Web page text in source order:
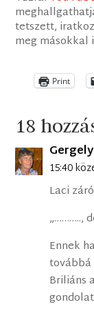
tetszett,
meg másokkal
Print
18
15:40
Laci
„………..,
Ennek
Briliáns